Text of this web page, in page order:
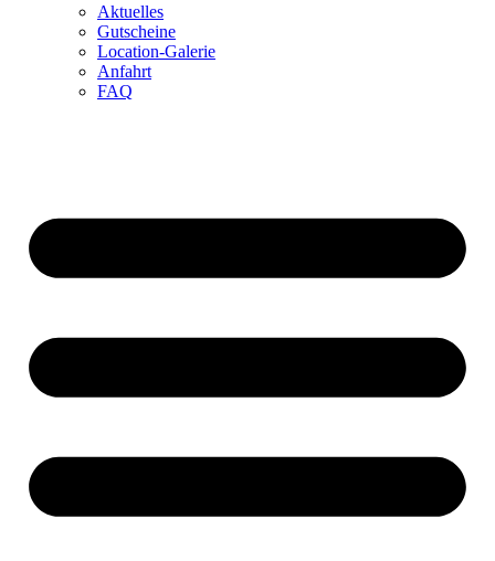
Aktuelles
Gutscheine
Location-Galerie
Anfahrt
FAQ